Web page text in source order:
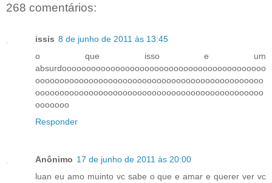
268 comentários:
issis 8 de junho de 2011 às 13:45
o que isso e um
absurdoooooooooooooooooooooooooooooooooooooooooo
ooooooooooooooooooooooooooooooooooooooooooooooo
ooooooooooooooooooooooooooooooooooooooooooooooo
ooooooo
Responder
Anônimo 17 de junho de 2011 às 20:00
luan eu amo muinto vc sabe o que e amar e querer ver vc